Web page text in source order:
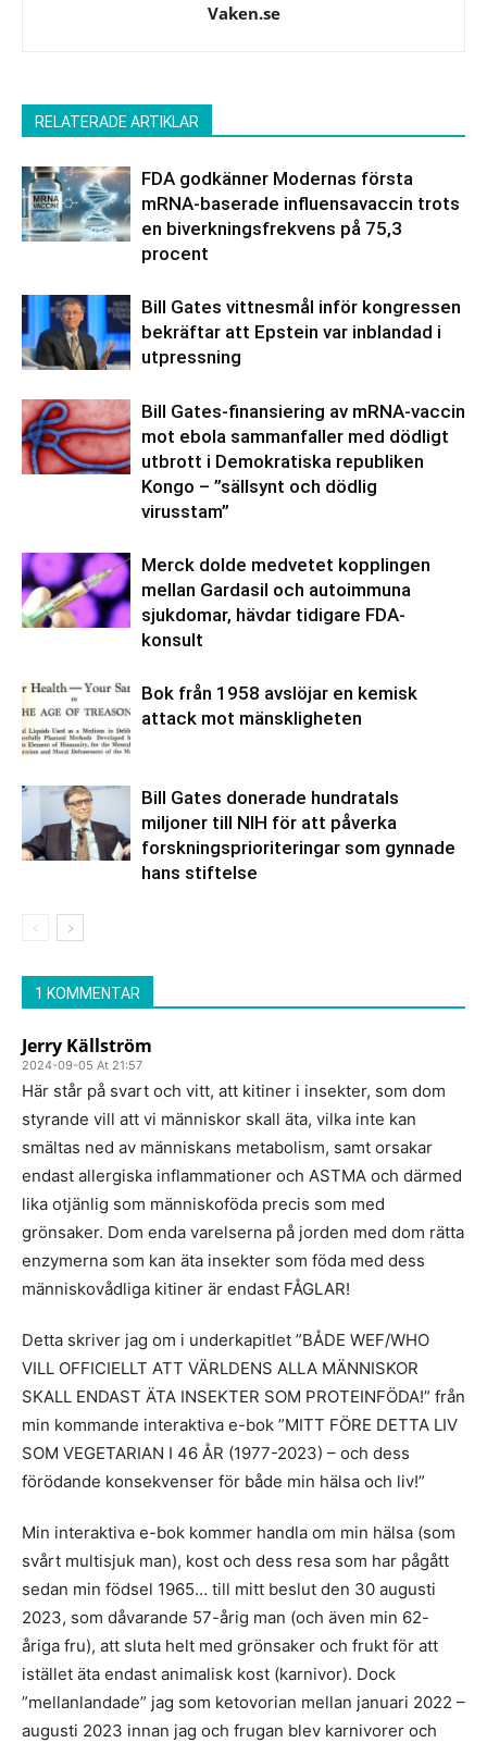
Vaken.se
RELATERADE ARTIKLAR
FDA godkänner Modernas första
mRNA-baserade influensavaccin trots
en biverkningsfrekvens på 75,3
procent
Bill Gates vittnesmål inför kongressen
bekräftar att Epstein var inblandad i
utpressning
Bill Gates-finansiering av mRNA-vaccin
mot ebola sammanfaller med dödligt
utbrott i Demokratiska republiken
Kongo – ”sällsynt och dödlig
virusstam”
Merck dolde medvetet kopplingen
mellan Gardasil och autoimmuna
sjukdomar, hävdar tidigare FDA-
konsult
Bok från 1958 avslöjar en kemisk
attack mot mänskligheten
Bill Gates donerade hundratals
miljoner till NIH för att påverka
forskningsprioriteringar som gynnade
hans stiftelse
1 KOMMENTAR
Jerry Källström
2024-09-05 At 21:57
Här står på svart och vitt, att kitiner i insekter, som dom
styrande vill att vi människor skall äta, vilka inte kan
smältas ned av människans metabolism, samt orsakar
endast allergiska inflammationer och ASTMA och därmed
lika otjänlig som människoföda precis som med
grönsaker. Dom enda varelserna på jorden med dom rätta
enzymerna som kan äta insekter som föda med dess
människovådliga kitiner är endast FÅGLAR!
Detta skriver jag om i underkapitlet ”BÅDE WEF/WHO
VILL OFFICIELLT ATT VÄRLDENS ALLA MÄNNISKOR
SKALL ENDAST ÄTA INSEKTER SOM PROTEINFÖDA!” från
min kommande interaktiva e-bok ”MITT FÖRE DETTA LIV
SOM VEGETARIAN I 46 ÅR (1977-2023) – och dess
förödande konsekvenser för både min hälsa och liv!”
Min interaktiva e-bok kommer handla om min hälsa (som
svårt multisjuk man), kost och dess resa som har pågått
sedan min födsel 1965… till mitt beslut den 30 augusti
2023, som dåvarande 57-årig man (och även min 62-
åriga fru), att sluta helt med grönsaker och frukt för att
istället äta endast animalisk kost (karnivor). Dock
”mellanlandade” jag som ketovorian mellan januari 2022 –
augusti 2023 innan jag och frugan blev karnivorer och